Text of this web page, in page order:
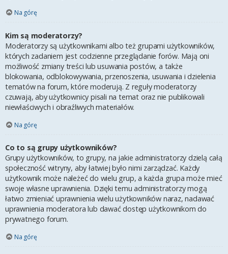
Na górę
Kim są moderatorzy?
Moderatorzy są użytkownikami albo też grupami użytkowników,
których zadaniem jest codzienne przeglądanie forów. Mają oni
możliwość zmiany treści lub usuwania postów, a także
blokowania, odblokowywania, przenoszenia, usuwania i dzielenia
tematów na forum, które moderują. Z reguły moderatorzy
czuwają, aby użytkownicy pisali na temat oraz nie publikowali
niewłaściwych i obraźliwych materiałów.
Na górę
Co to są grupy użytkowników?
Grupy użytkowników, to grupy, na jakie administratorzy dzielą całą
społeczność witryny, aby łatwiej było nimi zarządzać. Każdy
użytkownik może należeć do wielu grup, a każda grupa może mieć
swoje własne uprawnienia. Dzięki temu administratorzy mogą
łatwo zmieniać uprawnienia wielu użytkowników naraz, nadawać
uprawnienia moderatora lub dawać dostęp użytkownikom do
prywatnego forum.
Na górę